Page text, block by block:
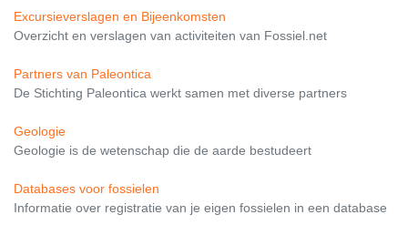
Excursieverslagen en Bijeenkomsten
Overzicht en verslagen van activiteiten van Fossiel.net
Partners van Paleontica
De Stichting Paleontica werkt samen met diverse partners
Geologie
Geologie is de wetenschap die de aarde bestudeert
Databases voor fossielen
Informatie over registratie van je eigen fossielen in een database